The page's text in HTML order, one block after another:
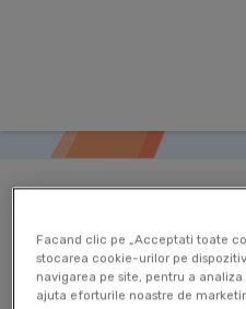
Emite si
Facand clic pe „Acceptati toate
stocarea cookie-urilor pe
navigarea pe site, pentru a
ajuta eforturile noastre de